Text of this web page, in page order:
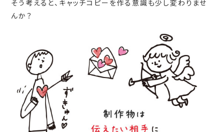
そう考えると、キャッチコピーを作る意識も少し変わりませ
んか？